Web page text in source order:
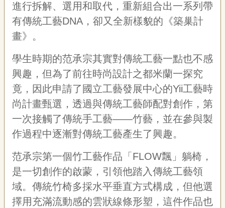
政
府
網
資
料
開
放
宣
告
網
站
導
覽
a
進行拆解、選用和取代，重新組合出一系列帶
有傳統工藝DNA，卻又全新樣貌的《築巢計
畫》。
學生時期的范承宗其實對傳統工藝一點也不感
興趣，但為了前往時尚設計之都米蘭一探究
竟，因此申請了國立工藝發展中心的Yii工藝時
尚計畫甄選，透過與傳統工藝師配對創作，第
一次接觸了傳統手工藝——竹藝，並在參與製
作過程中逐漸對傳統工藝產生了興趣。
范承宗第一個竹工藝作品「FLOW飄」躺椅，
是一切創作的啟蒙，引領他踏入傳統工藝領
域。傳統竹椅多採水平垂直方式構成，但他選
擇用充滿流動感的雲狀線條形塑，這件作品也